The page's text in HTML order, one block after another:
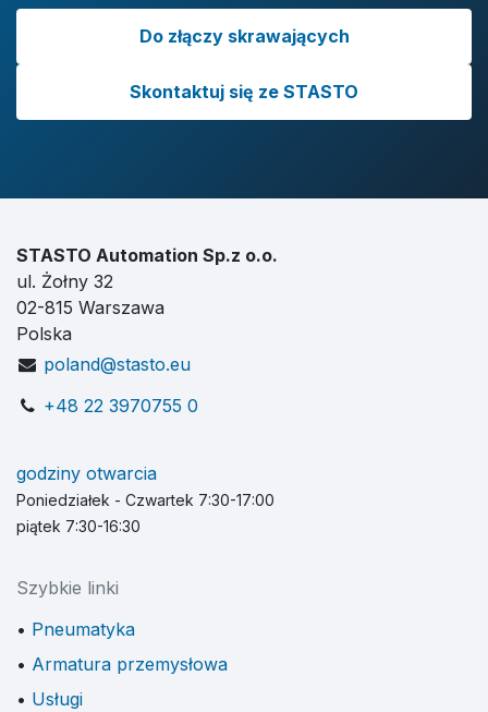
Do złączy skrawających
Skontaktuj się ze STASTO
STASTO Automation Sp.z o.o.
ul. Żołny 32
02-815 Warszawa
Polska
poland@stasto.eu
+48 22 3970755 0
godziny otwarcia
Poniedziałek - Czwartek 7:30-17:00
piątek 7:30-16:30
Szybkie linki
Pneumatyka
Armatura przemysłowa
Usługi